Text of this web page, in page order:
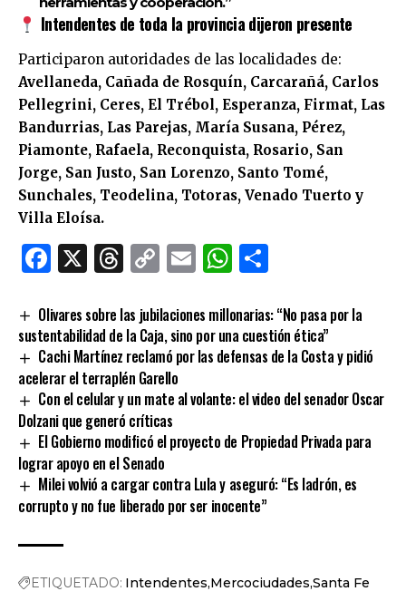
Intendentes de toda la provincia dijeron presente
Participaron autoridades de las localidades de:
Avellaneda, Cañada de Rosquín, Carcarañá, Carlos
Pellegrini, Ceres, El Trébol, Esperanza, Firmat, Las
Bandurrias, Las Parejas, María Susana, Pérez,
Piamonte, Rafaela, Reconquista, Rosario, San
Jorge, San Justo, San Lorenzo, Santo Tomé,
Sunchales, Teodelina, Totoras, Venado Tuerto y
Villa Eloísa.
Facebook
X Threads
CopyEmailWhatsApp
Olivares sobre las jubilaciones millonarias: “No pasa por la
sustentabilidad de la Caja, sino por una cuestión ética”
Cachi Martínez reclamó por las defensas de la Costa y pidió
acelerar el terraplén Garello
Con el celular y un mate al volante: el video del senador Oscar
Dolzani que generó críticas
El Gobierno modificó el proyecto de Propiedad Privada para
lograr apoyo en el Senado
Milei volvió a cargar contra Lula y aseguró: “Es ladrón, es
corrupto y no fue liberado por ser inocente”
ETIQUETADO: Intendentes Mercociudades Santa Fe